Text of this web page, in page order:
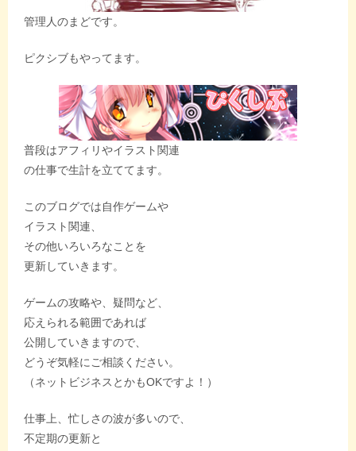
管理人のまどです。
ピクシブもやってます。
普段はアフィリやイラスト関連
の仕事で生計を立ててます。
このブログでは自作ゲームや
イラスト関連、
その他いろいろなことを
更新していきます。
ゲームの攻略や、疑問など、
応えられる範囲であれば
公開していきますので、
どうぞ気軽にご相談ください。
（ネットビジネスとかもOKですよ！）
仕事上、忙しさの波が多いので、
不定期の更新と